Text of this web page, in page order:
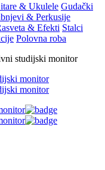
& Ukulele Gudački
& Perkusije
& Efekti Stalci
Polovna roba
studijski monitor